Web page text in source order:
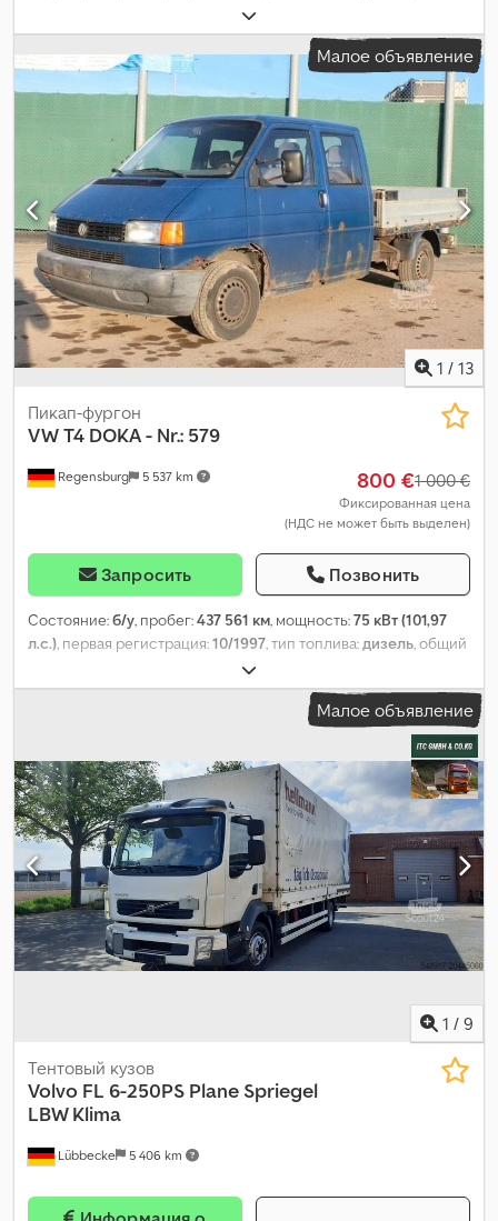
, цвет:белый
Оборудование:кондиционер,
Малое объявление
1 / 13
Regensburg 5 537 km
Пикап-фургон
VWT4 DOKA - Nr.: 579
800 €1 000 €
Фиксированная цена
(НДС не может быть выделен)
Запросить Позвонить
Состояние:б/у, пробег:437 561 км, мощность:75 кВт (101,97
л.с.), первая регистрация:10/1997, тип топлива:дизель, общий
, тип передачи:
выбросов:euro2, количество мест:6, Оборудование:ABS,
Малое объявление
1 / 9
Lübbecke 5 406 km
Тентовый кузов
Volvo FL 6-250PS Plane Spriegel
LBW Klima